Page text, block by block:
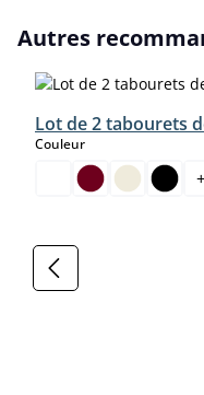
Ignorer la galerie de
Autres
Lot de 2 tabourets
Couleurselect
+